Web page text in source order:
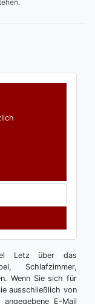
Letz über das
Schlafzimmer,
Wenn Sie sich für
ausschließlich von
E-Mail